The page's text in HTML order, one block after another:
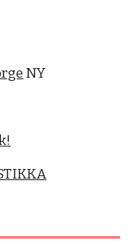
NY